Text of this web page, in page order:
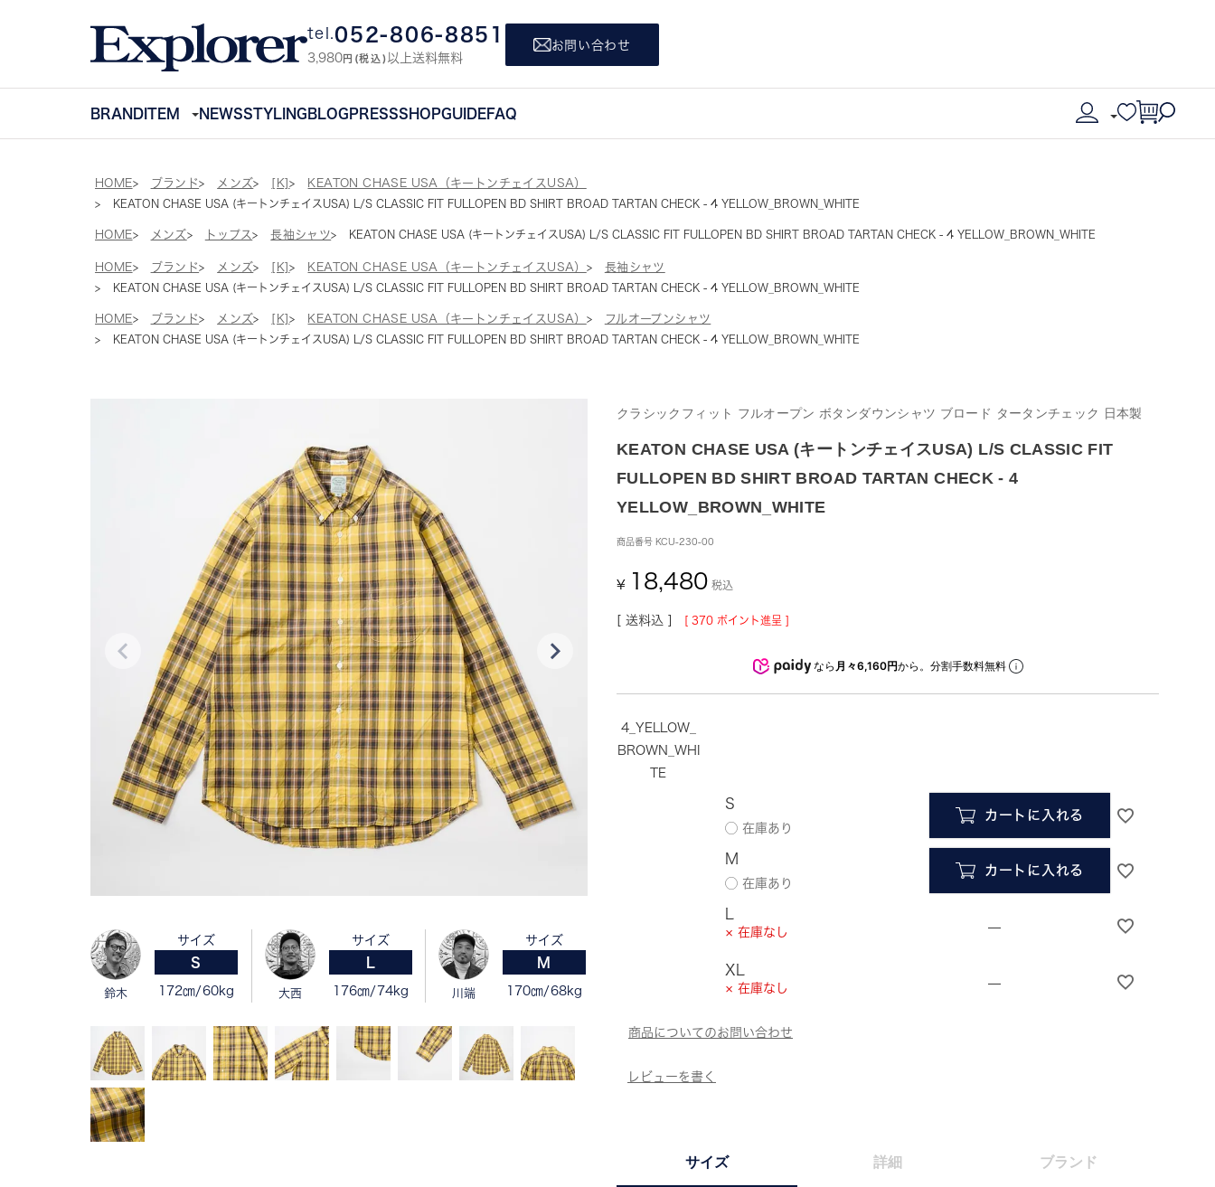
tel.052-806-8851
3,980円(税込)以上送料無料
お問い合わせ
BRANDITEM NEWSSTYLINGBLOGPRESSSHOPGUIDEFAQ
HOME ブランド メンズ [K] KEATON CHASE USA（キートンチェイスUSA）
KEATON CHASE USA (キートンチェイスUSA) L/S CLASSIC FIT FULLOPEN BD SHIRT BROAD TARTAN CHECK - 4 YELLOW_BROWN_WHITE
HOME メンズ トップス 長袖シャツ KEATON CHASE USA (キートンチェイスUSA) L/S CLASSIC FIT FULLOPEN BD SHIRT BROAD TARTAN CHECK - 4 YELLOW_BROWN_WHITE
HOME ブランド メンズ [K] KEATON CHASE USA（キートンチェイスUSA） 長袖シャツ
KEATON CHASE USA (キートンチェイスUSA) L/S CLASSIC FIT FULLOPEN BD SHIRT BROAD TARTAN CHECK - 4 YELLOW_BROWN_WHITE
HOME ブランド メンズ [K] KEATON CHASE USA（キートンチェイスUSA） フルオープンシャツ
KEATON CHASE USA (キートンチェイスUSA) L/S CLASSIC FIT FULLOPEN BD SHIRT BROAD TARTAN CHECK - 4 YELLOW_BROWN_WHITE
鈴木
サイズ
S
172㎝/60kg 大西
サイズ
L
176㎝/74kg 川端
サイズ
M
170㎝/68kg
クラシックフィット フルオープン ボタンダウンシャツ ブロード タータンチェック 日本製
KEATON CHASE USA (キートンチェイスUSA) L/S CLASSIC FIT
FULLOPEN BD SHIRT BROAD TARTAN CHECK - 4
YELLOW_BROWN_WHITE
商品番号 KCU-230-00
¥ 18,480 税込
送料込 [ 370 ポイント進呈 ]
なら 月々6,160円から。分割手数料無料
4_YELLOW_
BROWN_WHI
TE
S
カートに入れる
M
カートに入れる
L
× 在庫なし —
XL
× 在庫なし —
サイズ 詳細 ブランド